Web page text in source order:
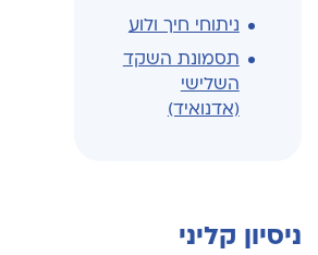
ניתוחי חיך ולוע
תסמונת השקד
השלישי
(אדנואיד)
ניסיון קליני